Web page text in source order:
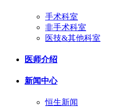
手术科室
非手术科室
医技&其他科室
医师介绍
新闻中心
恒生新闻